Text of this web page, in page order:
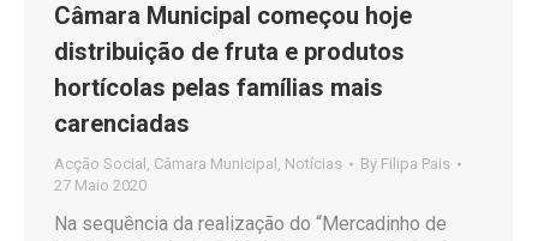
Câmara Municipal começou hoje
distribuição de fruta e produtos
hortícolas pelas famílias mais
carenciadas
Acção Social , Câmara Municipal , Notícias By Filipa Pais
27 Maio 2020
Na sequência da realização do “Mercadinho de